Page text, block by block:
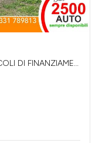
DI FINANZIAMEN